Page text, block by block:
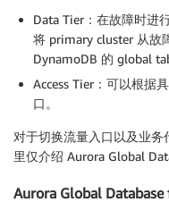
Data Tier：在故障时进
将 primary cluster 从故
DynamoDB 的 global
Access Tier：可以根据
口。
对于切换流量入口以及业
里仅介绍 Aurora Global
Aurora Global